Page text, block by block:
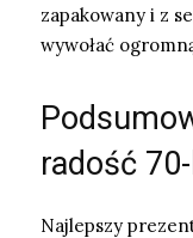
zapakowany i z
wywołać
radość
Najlepszy